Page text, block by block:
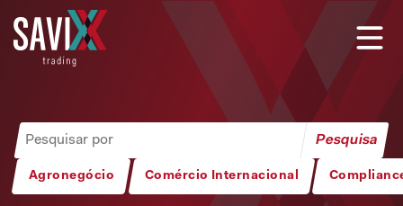
Agronegócio Comércio Internacional